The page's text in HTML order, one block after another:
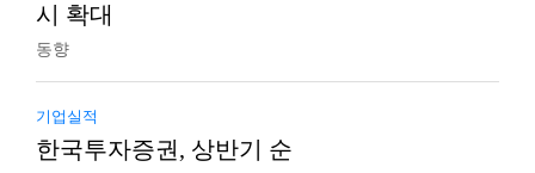
시 확대
동향
기업실적
한국투자증권, 상반기 순